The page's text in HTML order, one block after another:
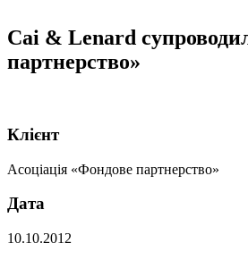
Cai & Lenard
партнерство»
Клієнт
Асоціація «Фондове партнерство»
Дата
10.10.2012